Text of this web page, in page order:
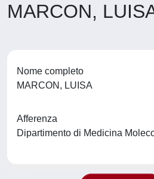
MARCON,
Nome completo
MARCON, LUISA
Afferenza
Dipartimento di Medicina